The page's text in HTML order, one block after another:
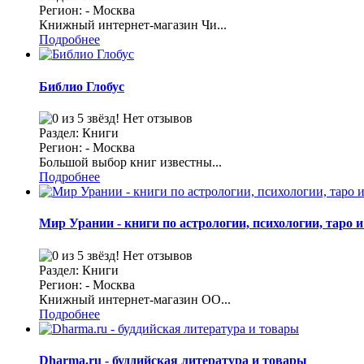
Регион: - Москва
Книжный интернет-магазин Чи...
Подробнее
Библио Глобус
Нет отзывов
Раздел: Книги
Регион: - Москва
Большой выбор книг известны...
Подробнее
Мир Урании - книги по астрологии, психологии, таро
Нет отзывов
Раздел: Книги
Регион: - Москва
Книжный интернет-магазин ОО...
Подробнее
Dharma.ru - буддийская литература и товары